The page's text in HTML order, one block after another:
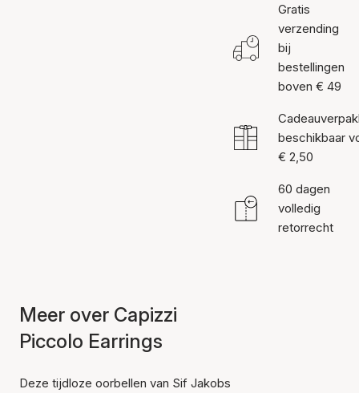
Gratis
verzending
bij
bestellingen
boven € 49
beschikbaar
€ 2,50
60 dagen
volledig
retorrecht
Meer over Capizzi
Piccolo Earrings
Deze tijdloze oorbellen van Sif Jakobs